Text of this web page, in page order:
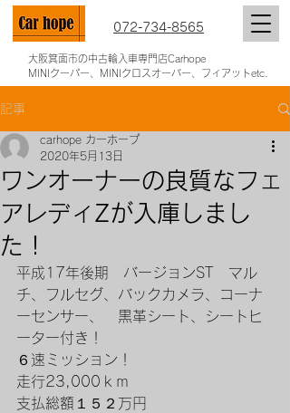
072-734-8565
大阪箕面市の中古輸入車専門店Carhope
MINIクーパー、MINIクロスオーバー、フィアットetc.
記事
ワンオーナーの良質なフェ
アレディZが入庫しまし
た！
carhope カーホープ
2020年5月13日
平成17年後期　バージョンST　マル
チ、フルセグ、バックカメラ、コーナ
ーセンサー、　黒革シート、シートヒ
ーター付き！
６速ミッション！
走行23,000ｋｍ
支払総額１５２万円